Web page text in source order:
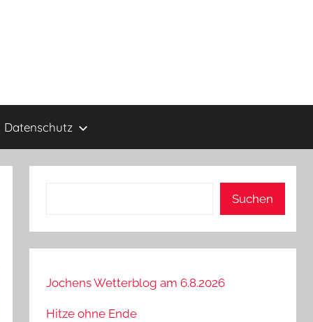
Datenschutz
Suchen
Jochens Wetterblog am 6.8.2026
Hitze ohne Ende